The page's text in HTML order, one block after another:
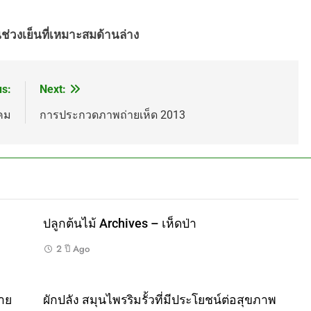
วงเย็นที่เหมาะสมด้านล่าง
ม
Next:
การประกวดภาพถ่ายเห็ด 2013
ปลูกต้นไม้ Archives – เห็ดป่า
2 ปี Ago
ย ผักปลัง สมุนไพรริมรั้วที่มีประโยชน์ต่อสุขภาพ